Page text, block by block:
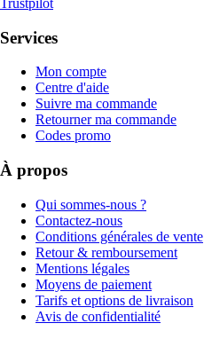
Trustpilot
Services
Mon compte
Centre d'aide
Suivre ma commande
Retourner ma commande
Codes promo
À propos
Qui sommes-nous ?
Contactez-nous
Conditions générales de vente
Retour & remboursement
Mentions légales
Moyens de paiement
Tarifs et options de livraison
Avis de confidentialité